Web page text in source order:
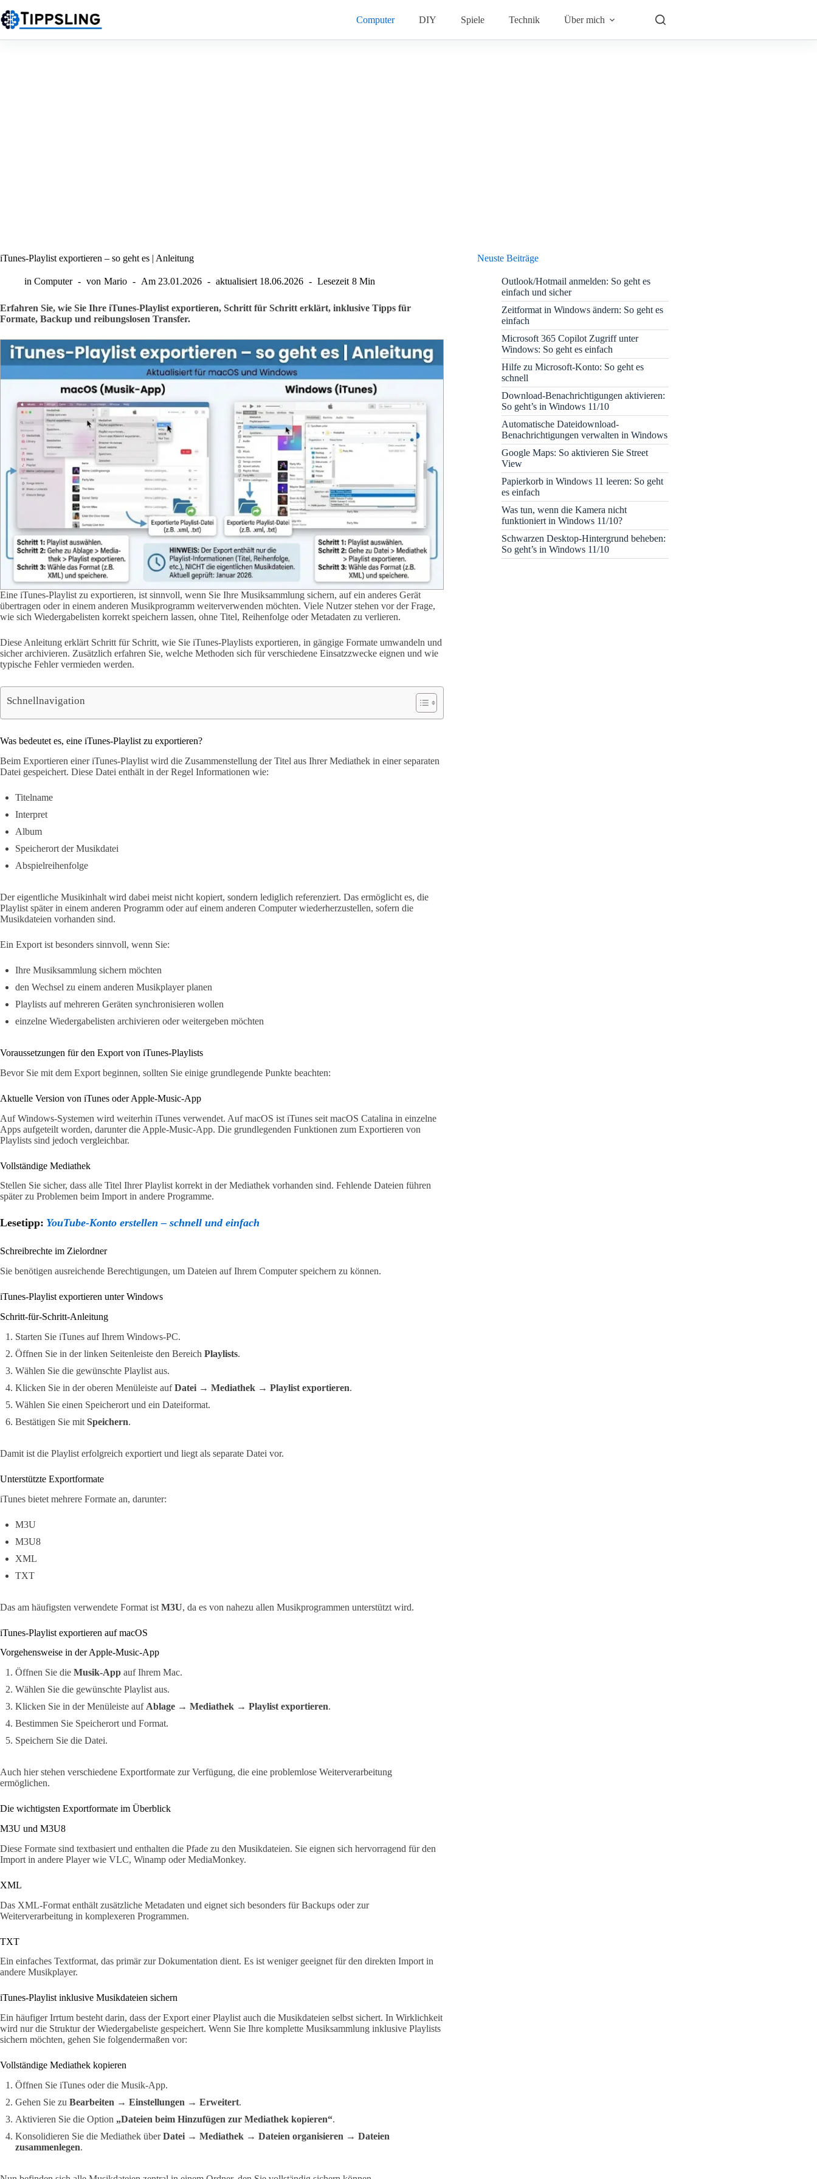
Inhalt
springen
Computer DIY Spiele Technik Über mich
iTunes-Playlist exportieren – so geht es | Anleitung
in Computer von Mario Am 23.01.2026 aktualisiert 18.06.2026 Lesezeit 8 Min
Erfahren Sie, wie Sie Ihre iTunes-Playlist exportieren, Schritt für Schritt erklärt, inklusive Tipps für
Formate, Backup und reibungslosen Transfer.
Eine iTunes-Playlist zu exportieren, ist sinnvoll, wenn Sie Ihre Musiksammlung sichern, auf ein anderes Gerät
übertragen oder in einem anderen Musikprogramm weiterverwenden möchten. Viele Nutzer stehen vor der Frage,
wie sich Wiedergabelisten korrekt speichern lassen, ohne Titel, Reihenfolge oder Metadaten zu verlieren.
Diese Anleitung erklärt Schritt für Schritt, wie Sie iTunes-Playlists exportieren, in gängige Formate umwandeln und
sicher archivieren. Zusätzlich erfahren Sie, welche Methoden sich für verschiedene Einsatzzwecke eignen und wie
typische Fehler vermieden werden.
Schnellnavigation
Was bedeutet es, eine iTunes-Playlist zu exportieren?
Beim Exportieren einer iTunes-Playlist wird die Zusammenstellung der Titel aus Ihrer Mediathek in einer separaten
Datei gespeichert. Diese Datei enthält in der Regel Informationen wie:
Titelname
Interpret
Album
Speicherort der Musikdatei
Abspielreihenfolge
Der eigentliche Musikinhalt wird dabei meist nicht kopiert, sondern lediglich referenziert. Das ermöglicht es, die
Playlist später in einem anderen Programm oder auf einem anderen Computer wiederherzustellen, sofern die
Musikdateien vorhanden sind.
Ein Export ist besonders sinnvoll, wenn Sie:
Ihre Musiksammlung sichern möchten
den Wechsel zu einem anderen Musikplayer planen
Playlists auf mehreren Geräten synchronisieren wollen
einzelne Wiedergabelisten archivieren oder weitergeben möchten
Voraussetzungen für den Export von iTunes-Playlists
Bevor Sie mit dem Export beginnen, sollten Sie einige grundlegende Punkte beachten:
Aktuelle Version von iTunes oder Apple-Music-App
Auf Windows-Systemen wird weiterhin iTunes verwendet. Auf macOS ist iTunes seit macOS Catalina in einzelne
Apps aufgeteilt worden, darunter die Apple-Music-App. Die grundlegenden Funktionen zum Exportieren von
Playlists sind jedoch vergleichbar.
Vollständige Mediathek
Stellen Sie sicher, dass alle Titel Ihrer Playlist korrekt in der Mediathek vorhanden sind. Fehlende Dateien führen
später zu Problemen beim Import in andere Programme.
Lesetipp: YouTube-Konto erstellen – schnell und einfach
Schreibrechte im Zielordner
Sie benötigen ausreichende Berechtigungen, um Dateien auf Ihrem Computer speichern zu können.
iTunes-Playlist exportieren unter Windows
Schritt-für-Schritt-Anleitung
Starten Sie iTunes auf Ihrem Windows-PC.
Öffnen Sie in der linken Seitenleiste den Bereich Playlists.
Wählen Sie die gewünschte Playlist aus.
Klicken Sie in der oberen Menüleiste aufDatei → Mediathek → Playlist exportieren.
Wählen Sie einen Speicherort und ein Dateiformat.
Bestätigen Sie mit Speichern.
Damit ist die Playlist erfolgreich exportiert und liegt als separate Datei vor.
Unterstützte Exportformate
iTunes bietet mehrere Formate an, darunter:
M3U
M3U8
XML
TXT
Das am häufigsten verwendete Format ist M3U, da es von nahezu allen Musikprogrammen unterstützt wird.
iTunes-Playlist exportieren auf macOS
Vorgehensweise in der Apple-Music-App
Öffnen Sie die Musik-App auf Ihrem Mac.
Wählen Sie die gewünschte Playlist aus.
Klicken Sie in der Menüleiste auf Ablage → Mediathek → Playlist exportieren.
Bestimmen Sie Speicherort und Format.
Speichern Sie die Datei.
Auch hier stehen verschiedene Exportformate zur Verfügung, die eine problemlose Weiterverarbeitung
ermöglichen.
Die wichtigsten Exportformate im Überblick
M3U und M3U8
Diese Formate sind textbasiert und enthalten die Pfade zu den Musikdateien. Sie eignen sich hervorragend für den
Import in andere Player wie VLC, Winamp oder MediaMonkey.
XML
Das XML-Format enthält zusätzliche Metadaten und eignet sich besonders für Backups oder zur
Weiterverarbeitung in komplexeren Programmen.
TXT
Ein einfaches Textformat, das primär zur Dokumentation dient. Es ist weniger geeignet für den direkten Import in
andere Musikplayer.
iTunes-Playlist inklusive Musikdateien sichern
Ein häufiger Irrtum besteht darin, dass der Export einer Playlist auch die Musikdateien selbst sichert. In Wirklichkeit
wird nur die Struktur der Wiedergabeliste gespeichert. Wenn Sie Ihre komplette Musiksammlung inklusive Playlists
sichern möchten, gehen Sie folgendermaßen vor:
Vollständige Mediathek kopieren
Öffnen Sie iTunes oder die Musik-App.
Gehen Sie zu Bearbeiten → Einstellungen → Erweitert.
Aktivieren Sie die Option „Dateien beim Hinzufügen zur Mediathek kopieren“.
Konsolidieren Sie die Mediathek überDatei → Mediathek → Dateien organisieren → Dateien
zusammenlegen.
Neuste Beiträge
Outlook/Hotmail anmelden: So geht es
einfach und sicher
Zeitformat in Windows ändern: So geht es
einfach
Microsoft 365 Copilot Zugriff unter
Windows: So geht es einfach
Hilfe zu Microsoft-Konto: So geht es
schnell
Download-Benachrichtigungen aktivieren:
So geht’s in Windows 11/10
Automatische Dateidownload-
Benachrichtigungen verwalten in Windows
Google Maps: So aktivieren Sie Street
View
Papierkorb in Windows 11 leeren: So geht
es einfach
Was tun, wenn die Kamera nicht
funktioniert in Windows 11/10?
Schwarzen Desktop-Hintergrund beheben:
So geht’s in Windows 11/10